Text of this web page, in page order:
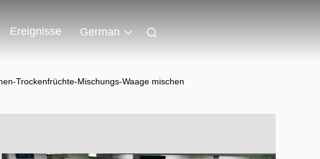
Ereignisse German
Trockenfrüchte-Mischungs-Waage mischen